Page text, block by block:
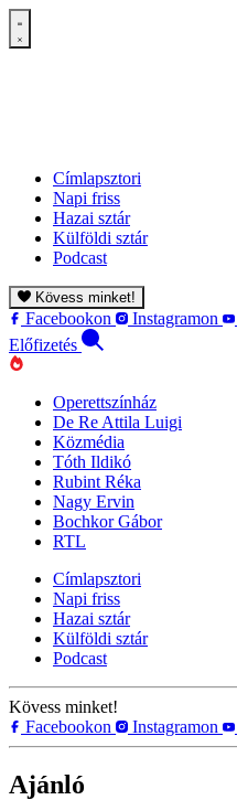
Címlapsztori
Napi friss
Hazai sztár
Külföldi sztár
Podcast
Kövess minket!
Facebookon Instagramon
Előfizetés
Operettszínház
De Re Attila Luigi
Közmédia
Tóth Ildikó
Rubint Réka
Nagy Ervin
Bochkor Gábor
RTL
Címlapsztori
Napi friss
Hazai sztár
Külföldi sztár
Podcast
Kövess minket!
Facebookon
Instagramon
Ajánló